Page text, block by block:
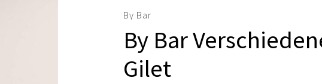
By Bar
By Bar
Gilet